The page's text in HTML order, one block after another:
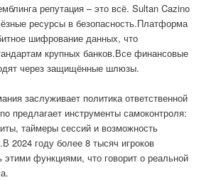
репутация – это всё. Sultan Cazino
ресурсы в безопасность.Платформа
шифрование данных, что
крупных банков.Все финансовые
через защищённые шлюзы.
заслуживает политика ответственной
предлагает инструменты самоконтроля:
таймеры сессий и возможность
2024 году более 8 тысяч игроков
этими функциями, что говорит о реальной